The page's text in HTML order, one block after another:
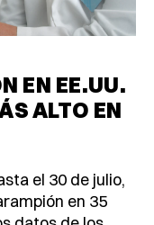
EN EE.UU.
ALTO EN
el 30 de julio,
en 35